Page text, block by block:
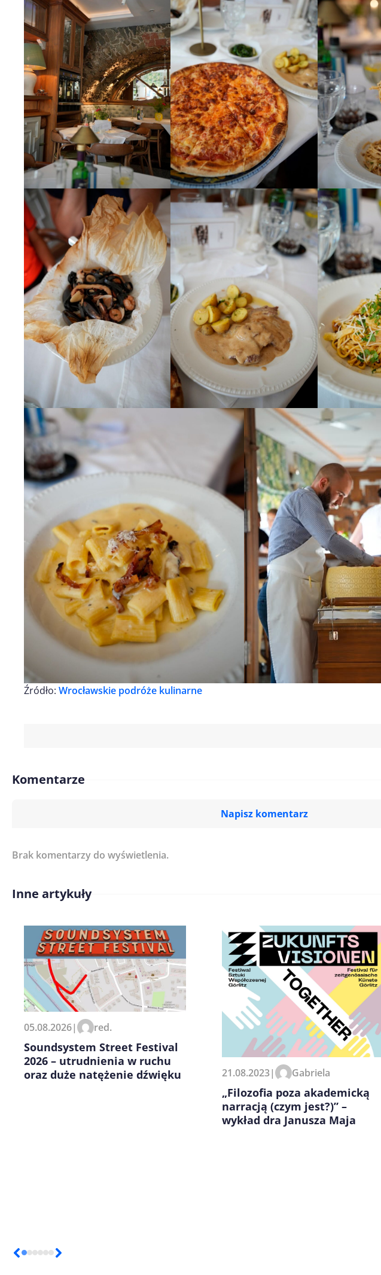
Źródło: Wrocławskie podróże kulinarne
Komentarze
Napisz komentarz
Imię/ Nick*
Zapamiętaj moje dane w tej przeglądarce podczas pisania
Brak komentarzy do wyświetlenia.
Inne artykuły
05.08.2026| red.
Soundsystem Street Festival
2026 – utrudnienia w ruchu
oraz duże natężenie dźwięku
21.08.2023| Gabriela
„Filozofia poza akademicką
narracją (czym jest?)” –
wykład dra Janusza Maja